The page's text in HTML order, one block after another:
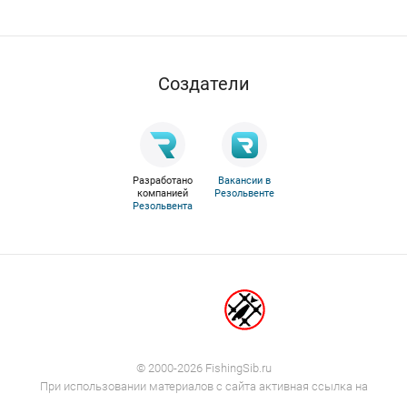
Cоздатели
Разработано
компанией
Резольвента
Вакансии в
Резольвенте
© 2000-2026 FishingSib.ru
При использовании материалов с сайта активная ссылка на